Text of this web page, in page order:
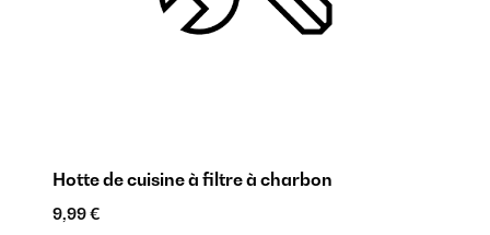
Hotte de cuisine à filtre à charbon
9,99 €